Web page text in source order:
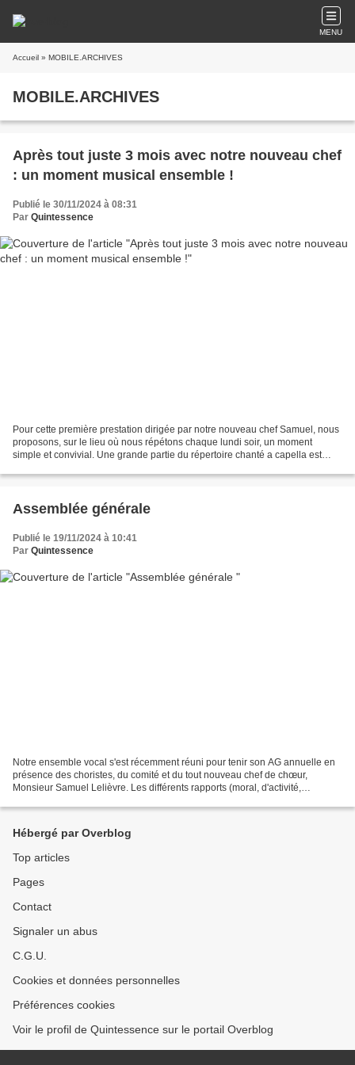
MENU
Accueil » MOBILE.ARCHIVES
MOBILE.ARCHIVES
Après tout juste 3 mois avec notre nouveau chef
: un moment musical ensemble !
Publié le 30/11/2024 à 08:31
Par Quintessence
Pour cette première prestation dirigée par notre nouveau chef Samuel, nous
proposons, sur le lieu où nous répétons chaque lundi soir, un moment
simple et convivial. Une grande partie du répertoire chanté a capella est
Assemblée générale
Publié le 19/11/2024 à 10:41
Par Quintessence
Notre ensemble vocal s'est récemment réuni pour tenir son AG annuelle en
présence des choristes, du comité et du tout nouveau chef de chœur,
Monsieur Samuel Lelièvre. Les différents rapports (moral, d'activité,
Hébergé par Overblog
Top articles
Pages
Contact
Signaler un abus
C.G.U.
Cookies et données personnelles
Préférences cookies
Voir le profil de Quintessence sur le portail Overblog